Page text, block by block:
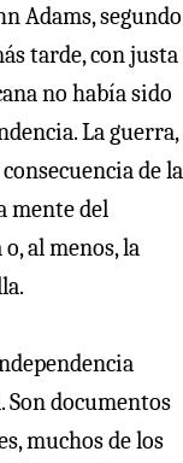
Adams, segundo
tarde, con justa
no había sido
La guerra,
de la
mente del
al menos, la
documentos
muchos de los